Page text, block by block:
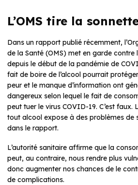
L’OMS tire la
Dans un rapport publié récemment,
de la Santé (OMS) met en garde contre
depuis le début de la pandémie de
fait de boire de l’alcool pourrait
peur et le manque d’information ont
dangereux selon lequel le fait de
peut tuer le virus COVID-19. C’est
tout alcool expose à des problèmes de
dans le rapport.
L’autorité sanitaire affirme que la
peut, au contraire, nous rendre plus
donc augmenter nos chances de le
de complications.